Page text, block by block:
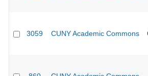
3059 CUNY Academic Commons